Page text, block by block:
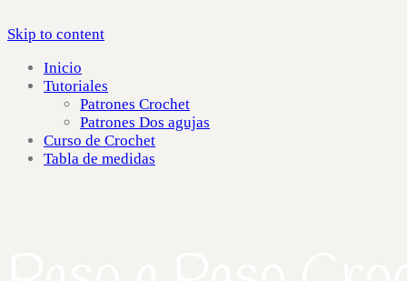
Skip to content
Inicio
Tutoriales
Patrones Crochet
Patrones Dos agujas
Curso de Crochet
Tabla de medidas